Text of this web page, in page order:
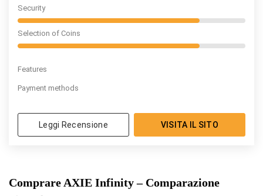
Security
Selection of Coins
Features
Payment methods
Leggi Recensione VISITA IL SITO
Comprare AXIE Infinity – Comparazione